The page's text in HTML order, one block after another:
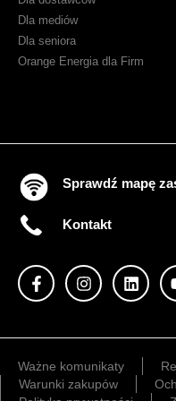
Dla mediów
Dla seniora
Orange Energia dla Firm
Sprawdź mapę
Kontakt
Ważne komunikaty
Warunki zakupów